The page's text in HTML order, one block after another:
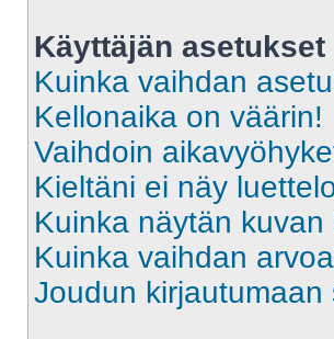
Käyttäjän asetukset
Kuinka vaihdan
Kellonaika on väärin!
Vaihdoin
Kieltäni ei näy
Kuinka näytän
Kuinka vaihdan
Joudun